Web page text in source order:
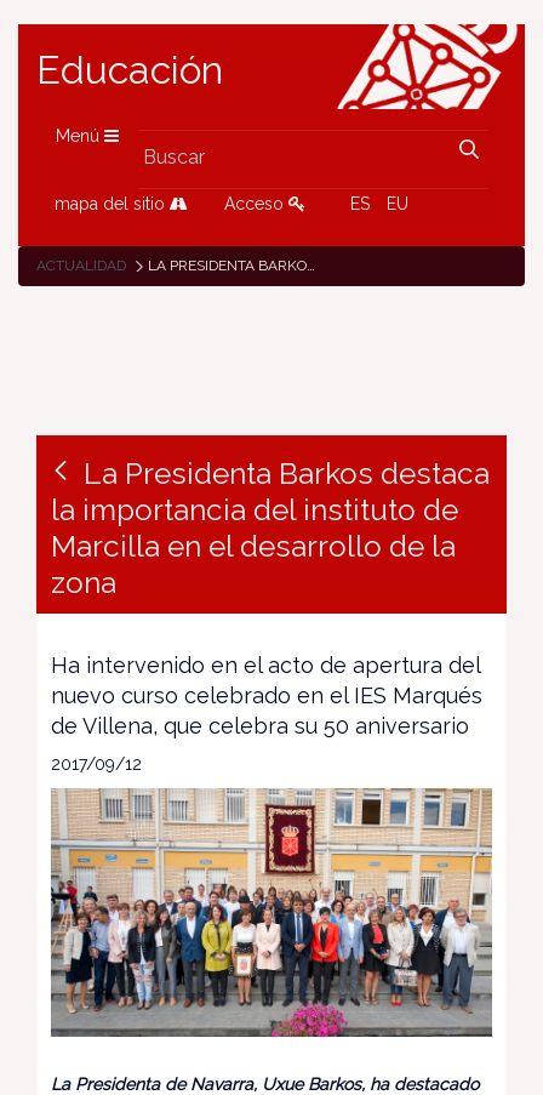
Educación
Menú
mapa del sitio Acceso ES EU
ACTUALIDAD LA PRESIDENTA BARKOS DESTACA LA IMPORTANCIA DEL INSTITUTO DE MARCILLA EN EL DESARROLLO DE LA ZONA
La Presidenta Barkos destaca
la importancia del instituto de
Marcilla en el desarrollo de la
zona
Ha intervenido en el acto de apertura del
nuevo curso celebrado en el IES Marqués
de Villena, que celebra su 50 aniversario
2017/09/12
La Presidenta de Navarra, Uxue Barkos, ha destacado